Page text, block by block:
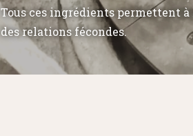
Tous ces ingrédients permettent
des relations fécondes.